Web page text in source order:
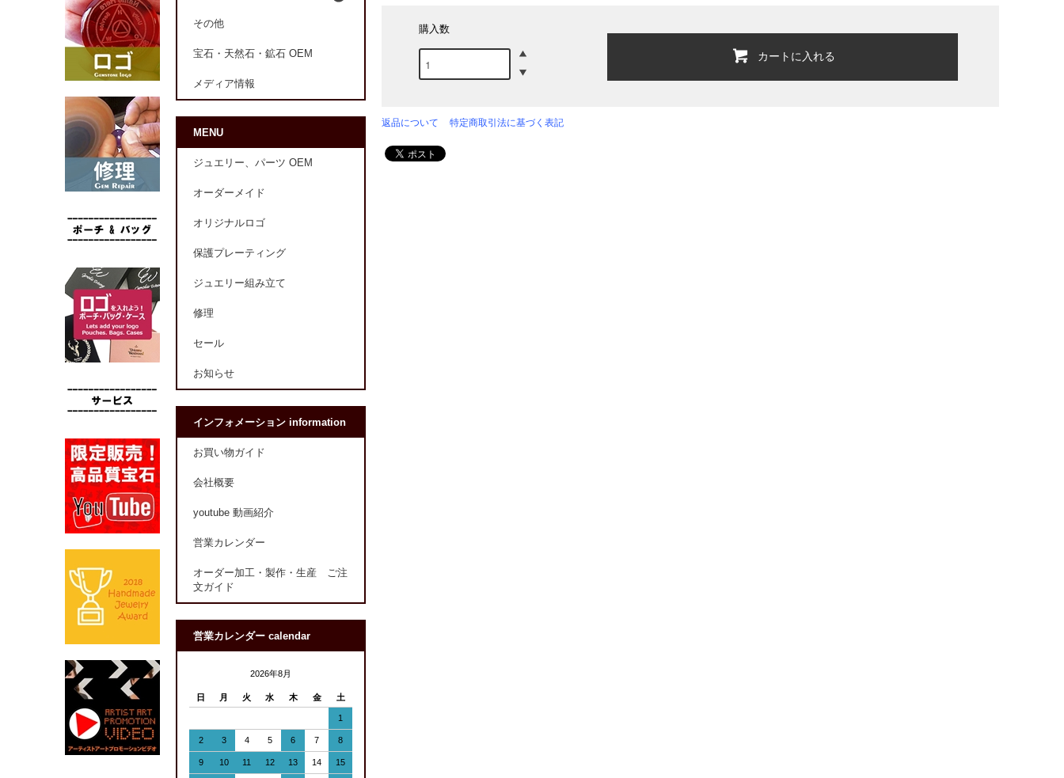
購入数
カートに入れる
返品について 特定商取引法に基づく表記
その他
宝石・天然石・鉱石 OEM
メディア情報
MENU
ジュエリー、パーツ OEM
オーダーメイド
オリジナルロゴ
保護プレーティング
ジュエリー組み立て
修理
セール
お知らせ
インフォメーション information
お買い物ガイド
会社概要
youtube 動画紹介
営業カレンダー
オーダー加工・製作・生産 ご注
文ガイド
営業カレンダー calendar
2026年8月
日 月 火 水 木 金 土
1
2 3 4 5 6 7 8
9 10 11 12 13 14 15